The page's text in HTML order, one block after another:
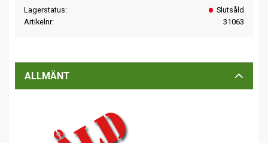
Lagerstatus
Slutsåld
Artikelnr
31063
ALLMÄNT